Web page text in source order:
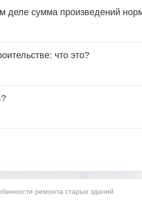
деле сумма произведений
что это?
ремонта старых зданий